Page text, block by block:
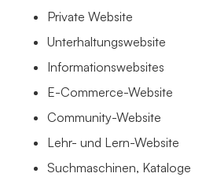
Private Website
Unterhaltungswebsite
Informationswebsites
E-Commerce-Website
Community-Website
Lehr- und Lern-Website
Suchmaschinen, Kataloge